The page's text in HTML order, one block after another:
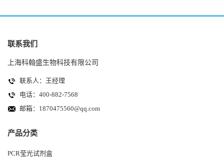
联系我们
上海科翰盛生物科技有限公司
联系人：王经理
电话：400-882-7568
邮箱： 1870475560@qq.com
产品分类
PCR莹光试剂盒